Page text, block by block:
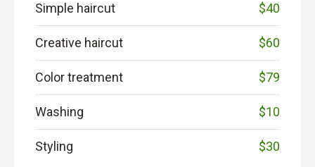
$40
Simple haircut
$60
Creative haircut
$79
Color treatment
$10
Washing
$30
Styling